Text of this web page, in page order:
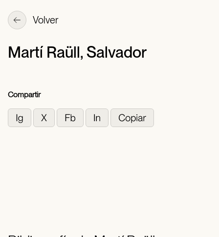
Volver
Martí Raüll, Salvador
Compartir